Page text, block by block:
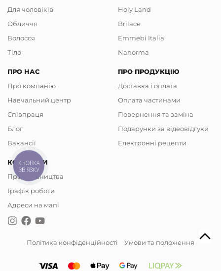
Для чоловіків
Обличчя
Волосся
Тіло
Holy Land
Brilace
Emmebi Italia
Nanorma
ПРО НАС
Про компанію
Навчальний центр
Співпраця
Блог
Вакансії
ПРО ПРОДУКЦІЮ
Доставка і оплата
Оплата частинами
Повернення та заміна
Подарунки за відеовідгуки
Електронні рецепти
КОНТАКТИ
Представництва
Графік роботи
Адреси на мапі
Політика конфіденційності Умови та положення
КНОПКА
ЗВ'ЯЗКУ